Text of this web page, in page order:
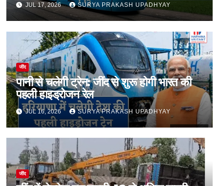
JUL 17, 2026 SURYA PRAKASH UPADHYAY
जींद
पानी से चलेगी ट्रेन: जींद से शुरू होगी भारत की
पहली हाइड्रोजन रेल
JUL 16, 2026 SURYA PRAKASH UPADHYAY
जींद